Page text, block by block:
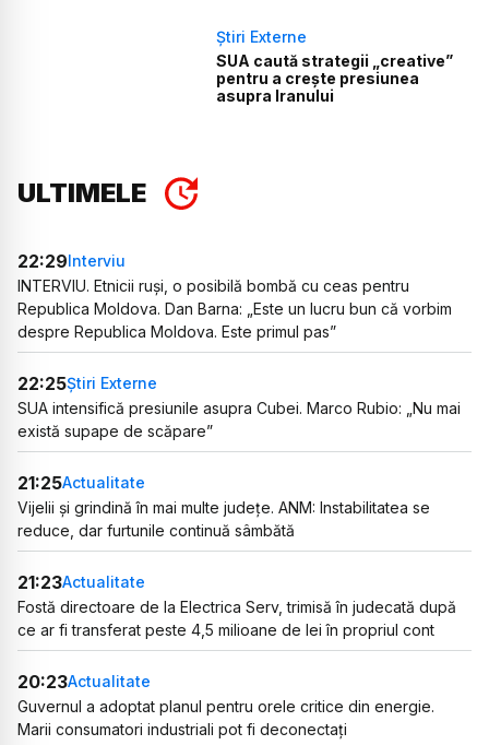
Știri Externe
SUA caută strategii „creative”
pentru a crește presiunea
asupra Iranului
ULTIMELE
22:29Interviu
INTERVIU. Etnicii ruși, o posibilă bombă cu ceas pentru
Republica Moldova. Dan Barna: „Este un lucru bun că vorbim
despre Republica Moldova. Este primul pas”
22:25Știri Externe
SUA intensifică presiunile asupra Cubei. Marco Rubio: „Nu mai
există supape de scăpare”
21:25Actualitate
Vijelii și grindină în mai multe județe. ANM: Instabilitatea se
reduce, dar furtunile continuă sâmbătă
21:23Actualitate
Fostă directoare de la Electrica Serv, trimisă în judecată după
ce ar fi transferat peste 4,5 milioane de lei în propriul cont
20:23Actualitate
Guvernul a adoptat planul pentru orele critice din energie.
Marii consumatori industriali pot fi deconectați